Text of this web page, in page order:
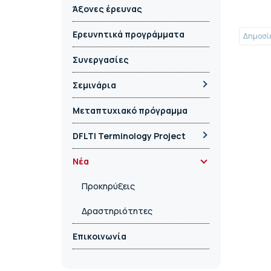
Άξονες έρευνας
Ερευνητικά προγράμματα
Συνεργασίες
Σεμινάρια
Μεταπτυχιακό πρόγραμμα
DFLTI Terminology Project
Νέα
Προκηρύξεις
Δραστηριότητες
Επικοινωνία